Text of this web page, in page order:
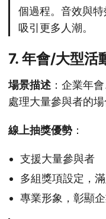
個過程。音效與
吸引更多人潮。
7. 年會/大型活
場景描述 ：企業年
處理大量參與者的場
線上抽獎優勢 ：
支援大量參與者
多組獎項設定，
專業形象，彰顯